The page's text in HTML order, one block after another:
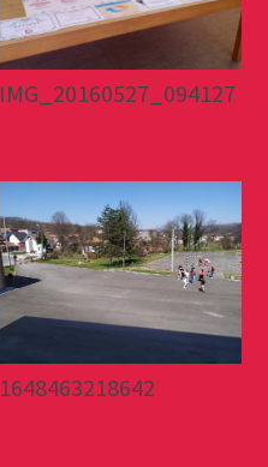
IMG_20160527_094127
1648463218642